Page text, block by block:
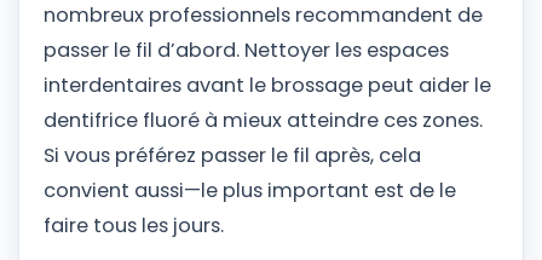
nombreux professionnels recommandent de
passer le fil d’abord. Nettoyer les espaces
interdentaires avant le brossage peut aider le
dentifrice fluoré à mieux atteindre ces zones.
Si vous préférez passer le fil après, cela
convient aussi—le plus important est de le
faire tous les jours.